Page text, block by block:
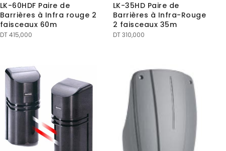
LK-60HDF Paire de
Barrières à Infra rouge 2
faisceaux 60m
DT415,000
LK-35HD Paire de
Barrières à Infra-Rouge
2 faisceaux 35m
DT310,000